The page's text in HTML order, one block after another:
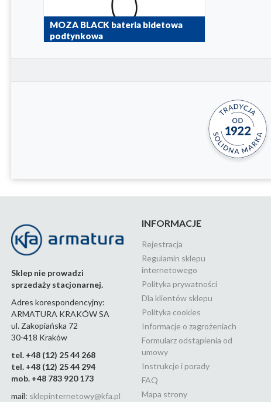
MOZA BLACK bateria bidetowa
podtynkowa
5039-512-81
Sklep nie prowadzi
sprzedaży stacjonarnej.
Adres korespondencyjny:
ARMATURA KRAKÓW SA
ul. Zakopiańska 72
30-418 Kraków
tel. +48 (12) 25 44 268
tel. +48 (12) 25 44 294
mob. +48 783 920 173
mail: sklepinternetowy@kfa.pl
INFORMACJE
Rejestracja
Regulamin sklepu
internetowego
Polityka prywatności
Dla klientów sklepu
Polityka cookies
Informacje o zagrożeniach
Formularz odstąpienia od
umowy
Instrukcje i porady
FAQ
Mapa strony